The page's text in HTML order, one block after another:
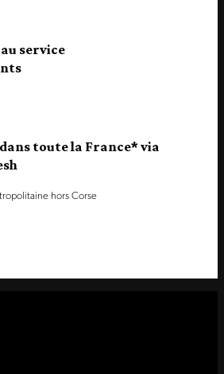
service
toute la France* via
hors Corse